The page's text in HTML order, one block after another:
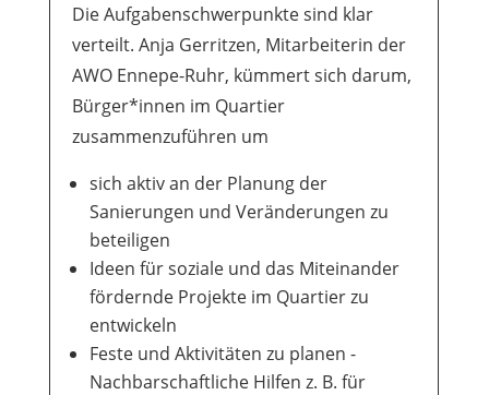
Die Aufgabenschwerpunkte sind klar
verteilt. Anja Gerritzen, Mitarbeiterin der
AWO Ennepe-Ruhr, kümmert sich darum,
Bürger*innen im Quartier
zusammenzuführen um
sich aktiv an der Planung der
Sanierungen und Veränderungen zu
beteiligen
Ideen für soziale und das Miteinander
fördernde Projekte im Quartier zu
entwickeln
Feste und Aktivitäten zu planen -
Nachbarschaftliche Hilfen z. B. für